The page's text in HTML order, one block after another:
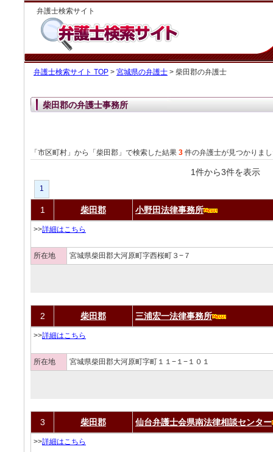
弁護士検索サイト
弁護士検索サイト TOP > 宮城県の弁護士 > 柴田郡の弁護士
柴田郡の弁護士事務所
「市区町村」から「柴田郡」で検索した結果 3 件の弁護士が見つかりま
1件から3件を表
1
1 柴田郡 小野田法律事務所
>>詳細はこちら
所在地 宮城県柴田郡大河原町字西桜町３−７
2 柴田郡 三浦宏一法律事務所
>>詳細はこちら
所在地 宮城県柴田郡大河原町字町１１−１−１０１
3 柴田郡 仙台弁護士会県南法律相談センター
>>詳細はこちら